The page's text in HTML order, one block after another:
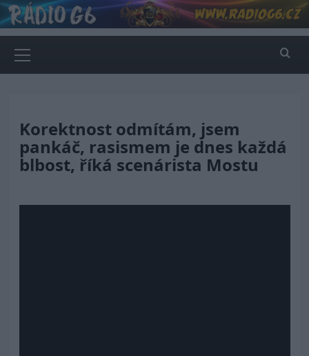
Skip
to
content
Menu
Korektnost odmítám, jsem
pankáč, rasismem je dnes každá
blbost, říká scenárista Mostu